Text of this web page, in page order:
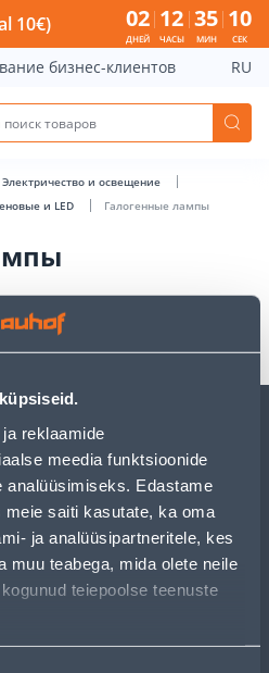
reklaamide
meedia funktsioonide
Edastame
saiti kasutate, ka oma
ja analüüsipartneritele, kes
muu teabega, mida olete neile
teiepoolse teenuste
has loaded
10€) 02
ДНЕЙ
12
ЧАСЫ
35
МИН
10
СЕК
бизнес-клиентов RU
Электричество и освещение
и LED
Галогенные лампы
КЛИЕНТОВ